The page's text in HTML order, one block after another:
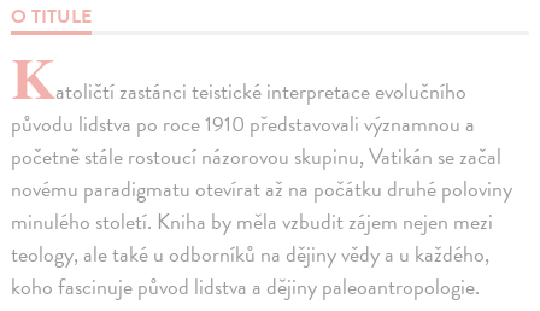
O TITULE
Katoličtí zastánci teistické interpretace evolučního
původu lidstva po roce 1910 představovali významnou a
početně stále rostoucí názorovou skupinu, Vatikán se začal
novému paradigmatu otevírat až na počátku druhé poloviny
minulého století. Kniha by měla vzbudit zájem nejen mezi
teology, ale také u odborníků na dějiny vědy a u každého,
koho fascinuje původ lidstva a dějiny paleoantropologie.